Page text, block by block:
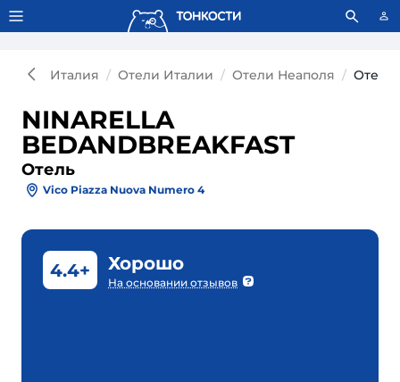
Тонкости используют сookie-файлы. Что это значит?
Италия Отели Италии Отели Неаполя Отель
NINARELLA
BEDANDBREAKFAST
Отель
Vico Piazza Nuova Numero 4
4.4+ Хорошо
На основании отзывов